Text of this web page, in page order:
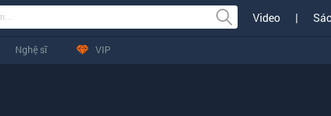
Video |
Nghệ sĩ VIP